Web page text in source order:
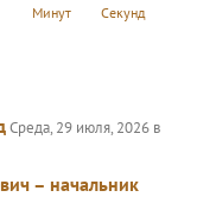
Минут Секунд
Среда, 29 июля, 2026 в
– начальник